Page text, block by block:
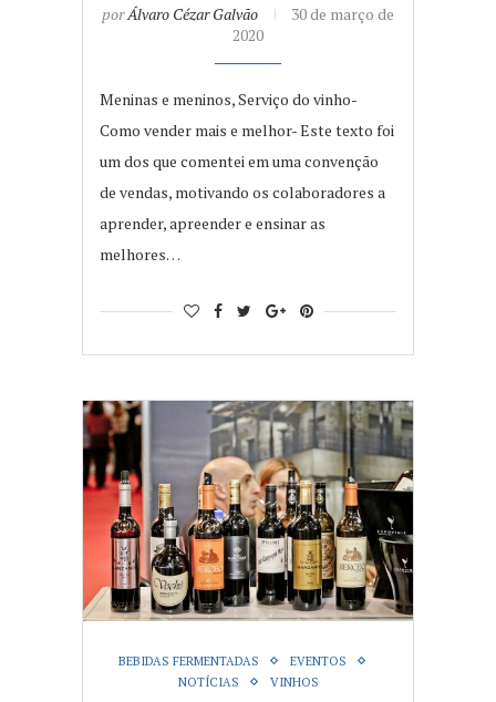
porÁlvaro Cézar Galvão
30 de março de
2020
Meninas e meninos, Serviço do vinho-
Como vender mais e melhor- Este texto foi
um dos que comentei em uma convenção
de vendas, motivando os colaboradores a
aprender, apreender e ensinar as
melhores…
BEBIDAS FERMENTADAS
EVENTOS
NOTÍCIAS
VINHOS